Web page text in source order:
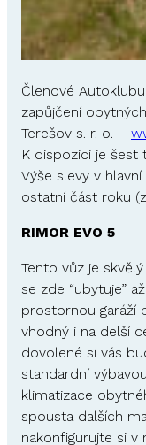
Členové
zapůjčení
Terešov s. r. o. –
K dispozici je šest
Výše slevy v
ostatní část roku
RIMOR EVO 5
Tento vůz je
se zde “ubytuje”
prostornou garáží
vhodný i na delší
dovolené si vás
standardní
klimatizace
spousta dalších
nakonfigurujte si